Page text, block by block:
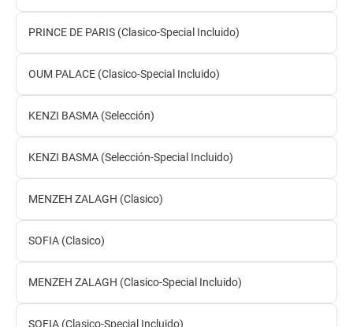
PRINCE DE PARIS (Clasico-Special Incluido)
OUM PALACE (Clasico-Special Incluido)
KENZI BASMA (Selección)
KENZI BASMA (Selección-Special Incluido)
MENZEH ZALAGH (Clasico)
SOFIA (Clasico)
MENZEH ZALAGH (Clasico-Special Incluido)
SOFIA (Clasico-Special Incluido)